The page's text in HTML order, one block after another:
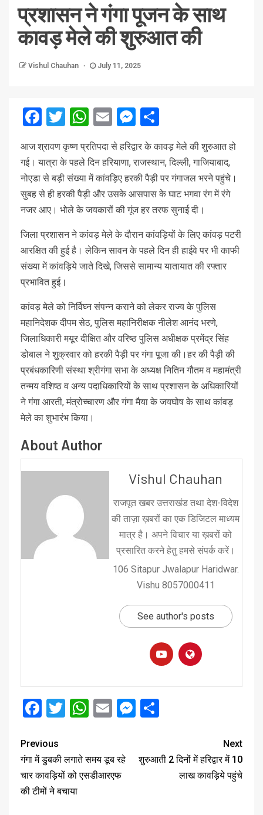
प्रशासन ने गंगा पूजन के साथ
कावड़ मेले की शुरुआत की
Vishul Chauhan July 11, 2025
Facebook
Twitter
WhatsApp
EmailMessenger
आज श्रावण कृष्ण प्रतिपदा से हरिद्वार के कावड़ मेले की शुरुआत हो
गई। यात्रा के पहले दिन हरियाणा, राजस्थान, दिल्ली, गाजियाबाद,
नोएडा से बड़ी संख्या में कांवड़िए हरकी पैड़ी पर गंगाजल भरने पहुंचे।
सुबह से ही हरकी पैड़ी और उसके आसपास के घाट भगवा रंग में रंगे
नजर आए। भोले के जयकारों की गूंज हर तरफ सुनाई दी।
जिला प्रशासन ने कांवड़ मेले के दौरान कांवड़ियों के लिए कांवड़ पटरी
आरक्षित की हुई है। लेकिन सावन के पहले दिन ही हाईवे पर भी काफी
संख्या में कांवड़िये जाते दिखे, जिससे सामान्य यातायात की रफ्तार
प्रभावित हुई।
कांवड़ मेले को निर्विघ्न संपन्न कराने को लेकर राज्य के पुलिस
महानिदेशक दीपम सेठ, पुलिस महानिरीक्षक नीलेश आनंद भरणे,
जिलाधिकारी मयूर दीक्षित और वरिष्ठ पुलिस अधीक्षक प्रमेंद्र सिंह
डोबाल ने शुक्रवार को हरकी पैड़ी पर गंगा पूजा की।हर की पैड़ी की
प्रबंधकारिणी संस्था श्रीगंगा सभा के अध्यक्ष नितिन गौतम व महामंत्री
तन्मय वशिष्ठ व अन्य पदाधिकारियों के साथ प्रशासन के अधिकारियों
ने गंगा आरती, मंत्रोच्चारण और गंगा मैया के जयघोष के साथ कांवड़
मेले का शुभारंभ किया।
About Author
Vishul Chauhan
राजपूत खबर उत्तराखंड तथा देश-विदेश
की ताज़ा ख़बरों का एक डिजिटल माध्यम
मात्र है। अपने विचार या ख़बरों को
प्रसारित करने हेतु हमसे संपर्क करें।
106 Sitapur Jwalapur Haridwar.
Vishu 8057000411
See author's posts
Facebook
Twitter
WhatsApp
EmailMessenger
Previous
गंगा में डुबकी लगाते समय डूब रहे
चार कावड़ियों को एसडीआरएफ
की टीमों ने बचाया
Next
शुरुआती 2 दिनों में हरिद्वार में 10
लाख कावड़िये पहुंचे